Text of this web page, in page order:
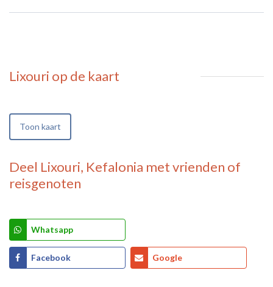
Lixouri op de kaart
Toon kaart
Deel Lixouri, Kefalonia met vrienden of
reisgenoten
Whatsapp
Facebook Google